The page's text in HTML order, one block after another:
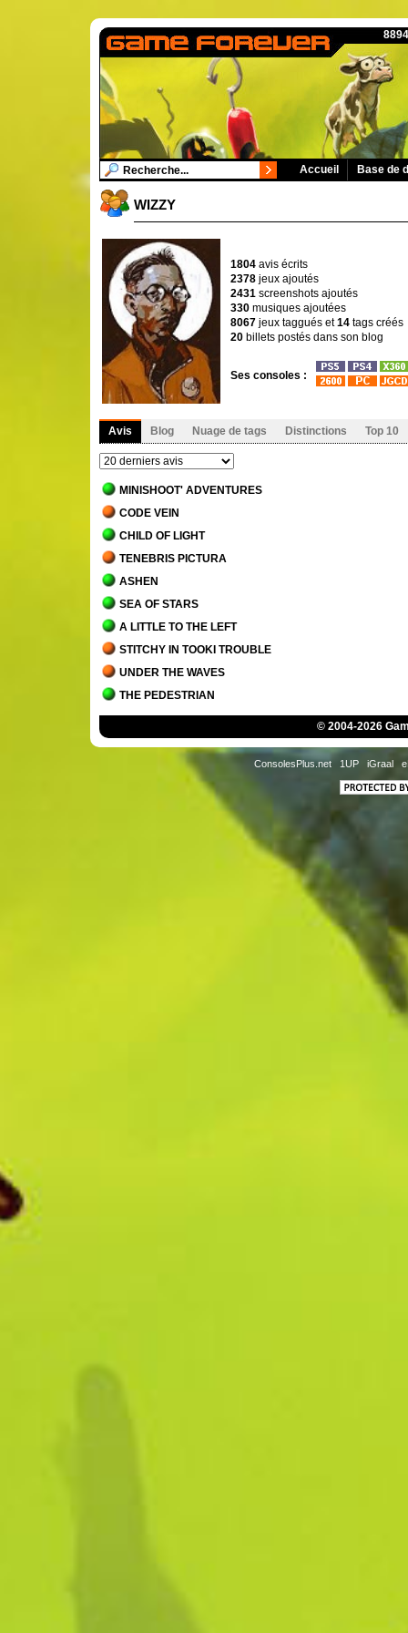
Accueil Base de
WIZZY
1804 avis écrits
2378 jeux ajoutés
2431 screenshots ajoutés
330 musiques ajoutées
8067 jeux taggués et14 tags créés
20 billets postés dans son blog
Ses consoles :
Avis Blog Nuage de tags Distinctions Top 10
MINISHOOT' ADVENTURES
CODE VEIN
CHILD OF LIGHT
TENEBRIS PICTURA
ASHEN
SEA OF STARS
A LITTLE TO THE LEFT
STITCHY IN TOOKI TROUBLE
UNDER THE WAVES
THE PEDESTRIAN
BLADES OF FIRE
THE LAST ORICRU
SEKIRO - SHADOWS DIE TWICE
CRISOL - THEATER OF IDOLS
NECROPHOSIS - FULL CONSCIOUSNESS
© 2004-2026
ConsolesPlus.net 1UP iGraal